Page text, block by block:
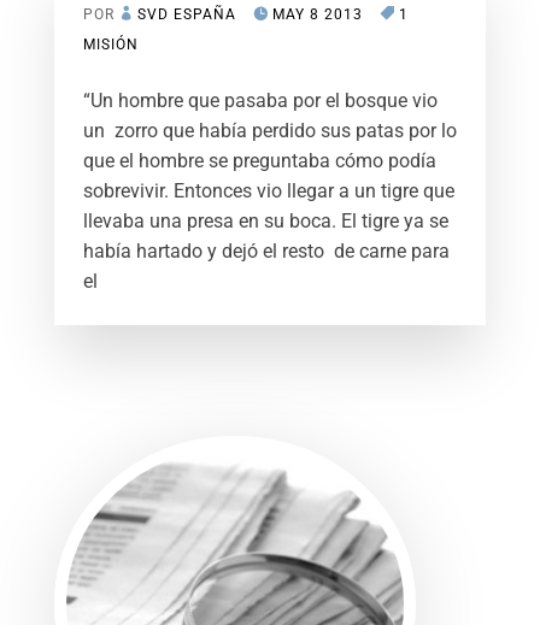
POR SVD ESPAÑA MAY 8 2013
1
MISIÓN
“Un hombre que pasaba por el bosque vio
un zorro que había perdido sus patas por lo
que el hombre se preguntaba cómo podía
sobrevivir. Entonces vio llegar a un tigre que
llevaba una presa en su boca. El tigre ya se
había hartado y dejó el resto de carne para
el